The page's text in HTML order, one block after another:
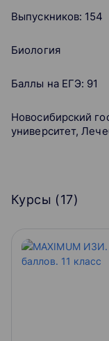
Выпускников: 154
Биология
Баллы на ЕГЭ: 91
Новосибирский
университет,
Курсы (17)